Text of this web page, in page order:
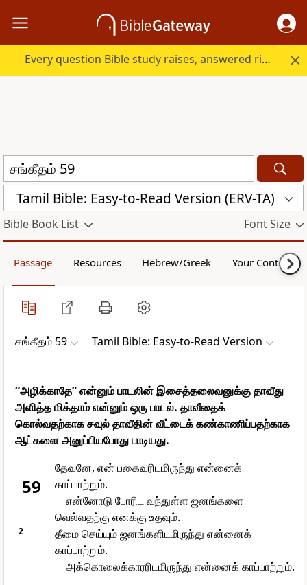
Every question Bible study raises, answered right here.
Tamil Bible: Easy-to-Read Version (ERV-TA)
Bible Book List Font Size
Passage Resources Hebrew/Greek Your Content
சங்கீதம் 59 Tamil Bible: Easy-to-Read Version
“அழிக்காதே” என்னும் பாடலின் இசைத்தலைவனுக்கு தாவீது
அளித்த மிக்தாம் என்னும் ஒரு பாடல். தாவீதைக்
கொல்வதற்காக சவுல் தாவீதின் வீட்டைக் கண்காணிப்பதற்காக
ஆட்களை அனுப்பியபோது பாடியது.
59
தேவனே, என் பகைவரிடமிருந்து என்னைக்
காப்பாற்றும்.
என்னோடு போரிட வந்துள்ள ஜனங்களை
வெல்வதற்கு எனக்கு உதவும்.
2
தீமை செய்யும் ஜனங்களிடமிருந்து என்னைக்
காப்பாற்றும்.
அக்கொலைக்காரரிடமிருந்து என்னைக் காப்பாற்றும்.